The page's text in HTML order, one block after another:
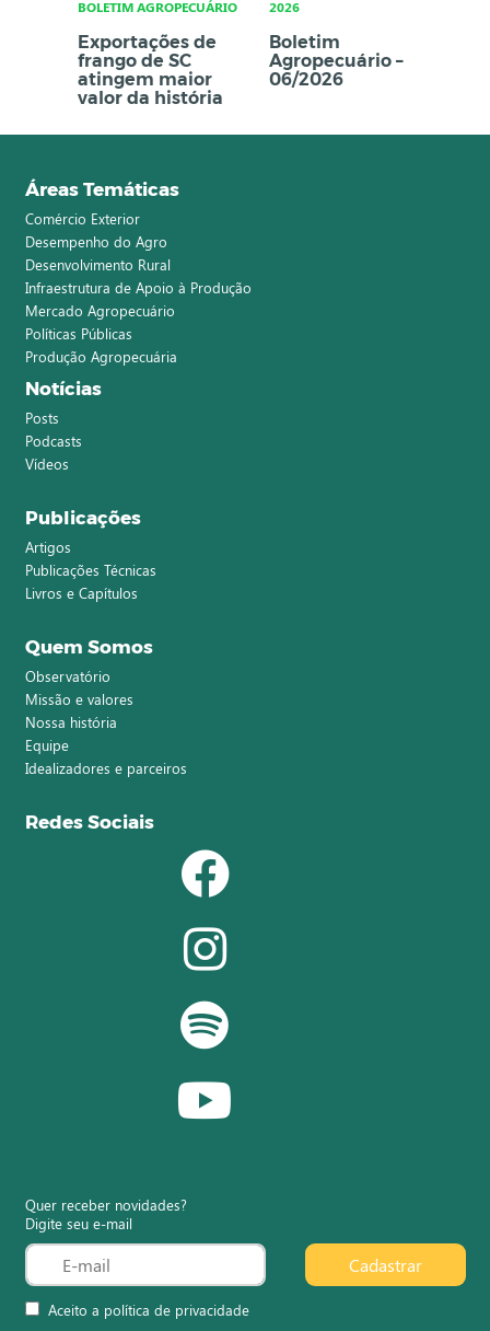
BOLETIM AGROPECUÁRIO
Exportações de
frango de SC
atingem maior
valor da história
2026
Boletim
Agropecuário –
06/2026
Áreas Temáticas
Comércio Exterior
Desempenho do Agro
Desenvolvimento Rural
Infraestrutura de Apoio à Produção
Mercado Agropecuário
Políticas Públicas
Produção Agropecuária
Notícias
Posts
Podcasts
Vídeos
Publicações
Artigos
Publicações Técnicas
Livros e Capítulos
Quem Somos
Observatório
Missão e valores
Nossa história
Equipe
Idealizadores e parceiros
Redes Sociais
Quer receber novidades?
Digite seu e-mail
Aceito a política de privacidade
Cadastrar